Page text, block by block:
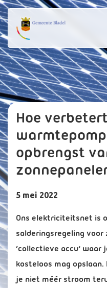
Hoe
opbrengst
5 mei 2022
Ons elektriciteitsnet is
salderingsregeling voor
‘collectieve accu’
kosteloos mag opslaan.
je niet méér stroom